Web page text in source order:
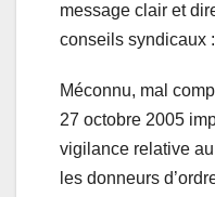
message clair et
conseils syndicaux
Méconnu, mal
27 octobre 2005
vigilance relative
les donneurs